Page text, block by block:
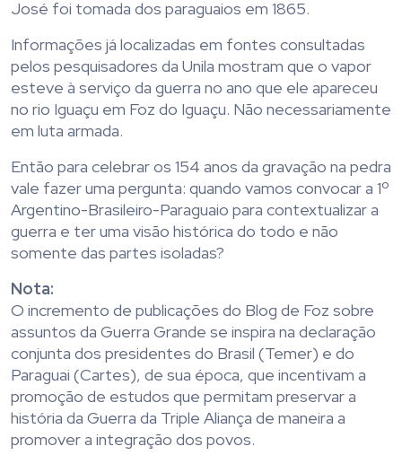
José foi tomada dos paraguaios em 1865.
Informações já localizadas em fontes consultadas
pelos pesquisadores da Unila mostram que o vapor
esteve à serviço da guerra no ano que ele apareceu
no rio Iguaçu em Foz do Iguaçu. Não necessariamente
em luta armada.
Então para celebrar os 154 anos da gravação na pedra
vale fazer uma pergunta: quando vamos convocar a 1º
Argentino-Brasileiro-Paraguaio para contextualizar a
guerra e ter uma visão histórica do todo e não
somente das partes isoladas?
Nota:
O incremento de publicações do Blog de Foz sobre
assuntos da Guerra Grande se inspira na declaração
conjunta dos presidentes do Brasil (Temer) e do
Paraguai (Cartes), de sua época, que incentivam a
promoção de estudos que permitam preservar a
história da Guerra da Triple Aliança de maneira a
promover a integração dos povos.